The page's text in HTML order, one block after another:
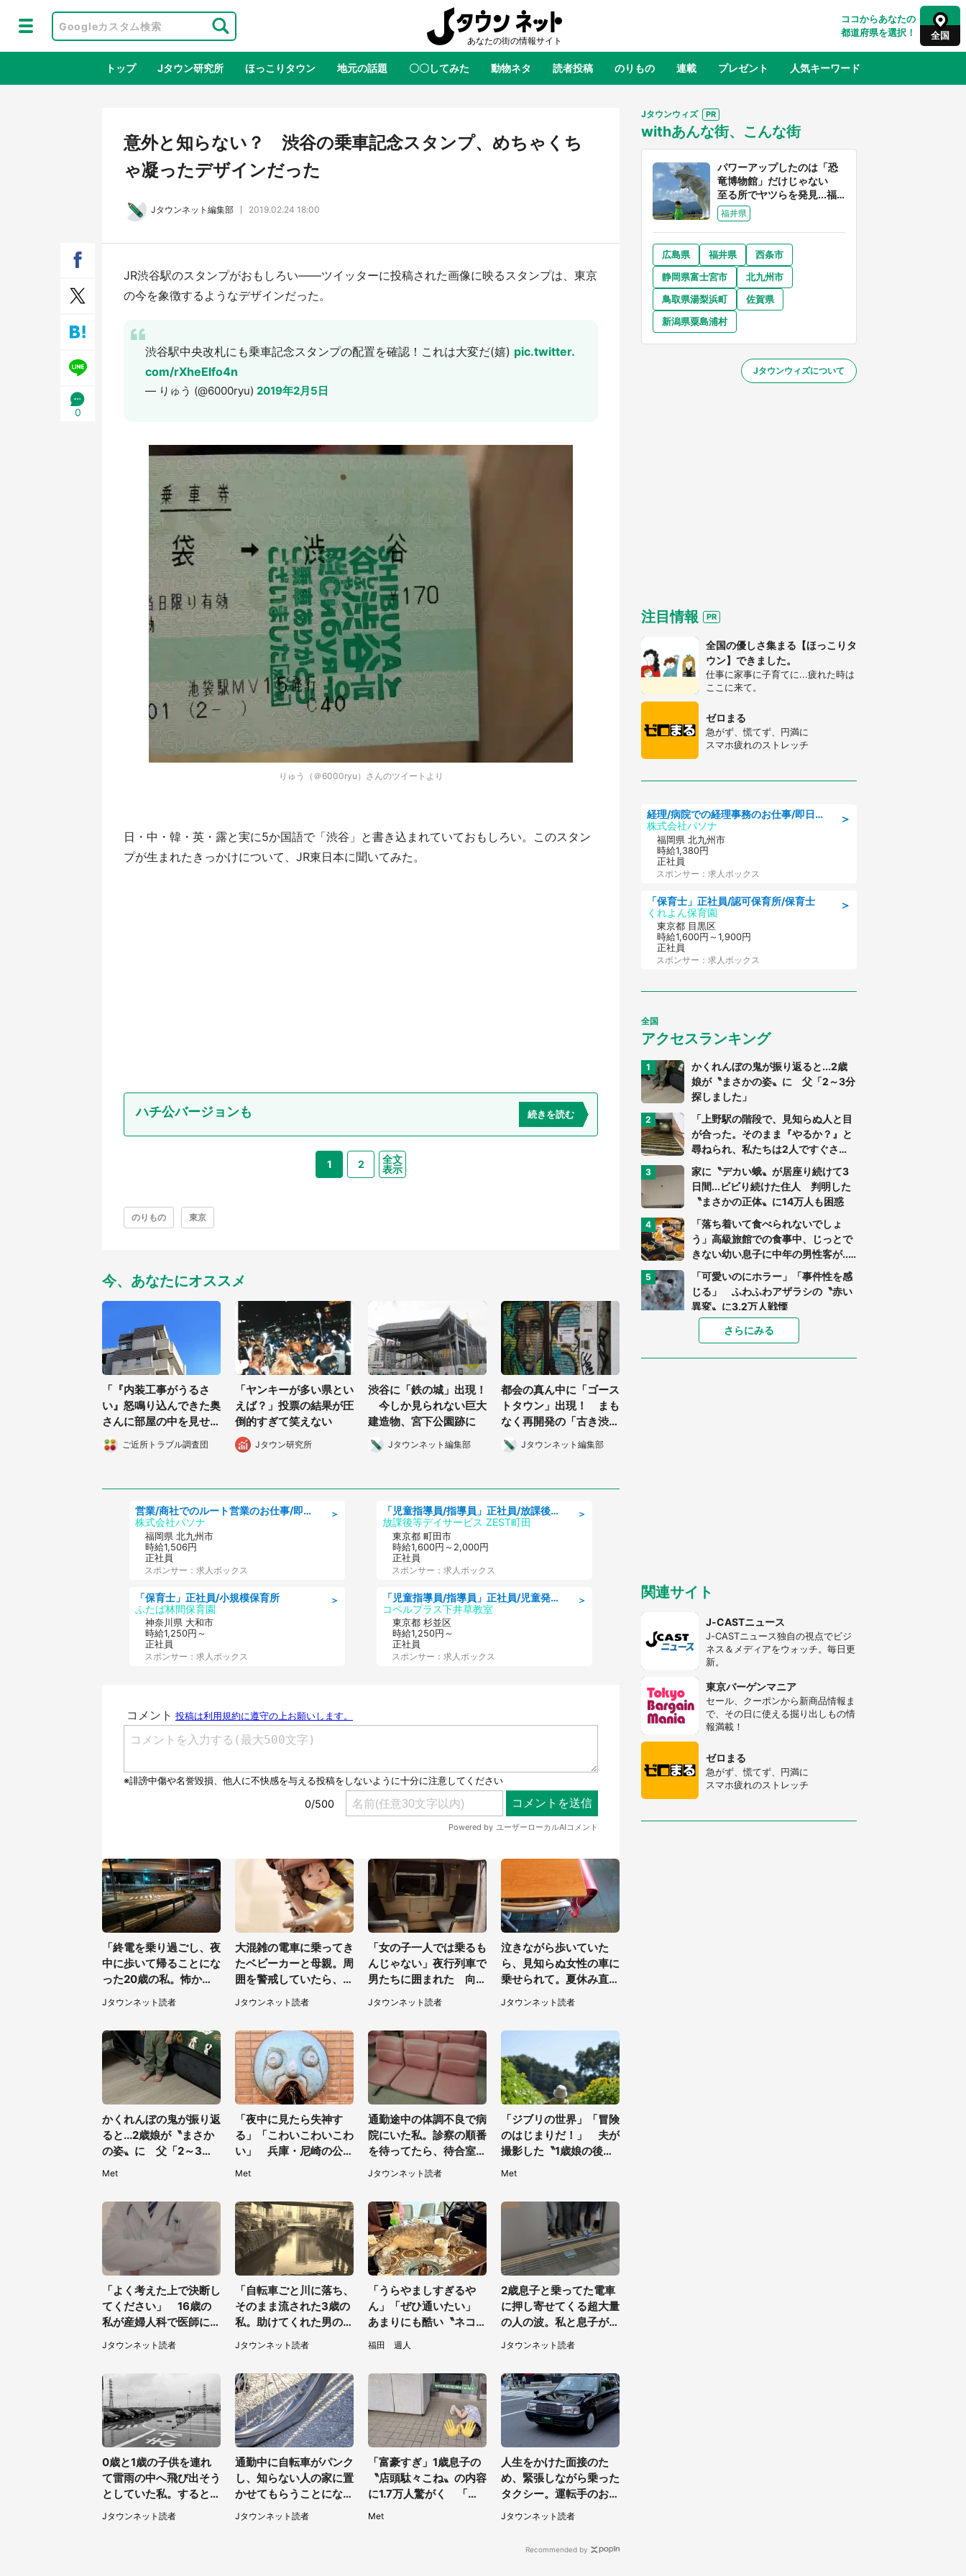
ココからあなたの
都道府県を選択！
全国
全国 全国
東北 青森 岩手 宮城 山形 福島
千葉 東京 神奈川
奈良 和歌山
中国 鳥取 島根 岡山 山口
大分 宮崎
トップ Jタウン研究所 ほっこりタウン 地元の話題 〇〇してみた 動物ネタ 読者投稿 のりもの 連載 プレゼント 人気キーワード
地域×二次元 絶景 あの時はありがとう 物語がはじまる町へ ふるさと納税
アニメ『はたらく細胞』と神奈川県の
3度目コラボ 作品の世界観通じて
日限定】
だった鬼太郎グッズ買える 銀座・博
『薬屋のひとりごと』の〝舞〟の世界
に入り込む 六本木ヒルズ展望台でコ
ラボ、本邦初公開の「猫猫像」も【8
／1～10／26】
もっとみる
意外と知らない？ 渋谷の乗車記念スタンプ、めちゃくち
ゃ凝ったデザインだった
Jタウンネット編集部 2019.02.24 18:00
0
JR渋谷駅のスタンプがおもしろい――ツイッターに投稿された画像に映るスタンプは、東京
の今を象徴するようなデザインだった。
渋谷駅中央改札にも乗車記念スタンプの配置を確認！これは大変だ(嬉) pic.twitter.
com/rXheElfo4n
— りゅう (@6000ryu) 2019年2月5日
りゅう（＠6000ryu）さんのツイートより
日・中・韓・英・露と実に5か国語で「渋谷」と書き込まれていておもしろい。このスタン
プが生まれたきっかけについて、JR東日本に聞いてみた。
ハチ公バージョンも 続きを読む
1 2
全文
表示
のりもの 東京
今、あなたにオススメ
「『内装工事がうるさ
い』怒鳴り込んできた奥
さんに部屋の中を見せた
ら...そんなバカな！」
（都道府県・年齢不明）
ご近所トラブル調査団
「ヤンキーが多い県とい
えば？」投票の結果が圧
倒的すぎて笑えない
Jタウン研究所
渋谷に「鉄の城」出現！
今しか見られない巨大
建造物、宮下公園跡に
Jタウンネット編集部
都会の真ん中に「ゴース
トタウン」出現！ まも
なく再開発の「古き渋
谷」桜丘町を歩く
Jタウンネット編集部
＞
営業/商社でのルート営業のお仕事/即日勤務可/車通勤可/営業
株式会社パソナ
福岡県 北九州市
時給1,506円
正社員
スポンサー：求人ボックス
＞
「保育士」正社員/小規模保育所
ふたば林間保育園
神奈川県 大和市
時給1,250円～
正社員
スポンサー：求人ボックス
＞
「児童指導員/指導員」正社員/放課後等デイサービス/児童指導員任用資格
放課後等デイサービス ZEST町田
東京都 町田市
時給1,600円～2,000円
正社員
スポンサー：求人ボックス
＞
「児童指導員/指導員」正社員/児童発達支援
コペルプラス下井草教室
東京都 杉並区
時給1,250円～
正社員
スポンサー：求人ボックス
「終電を乗り過ごし、夜
中に歩いて帰ることにな
った20歳の私。怖かっ
たけど、信号待ちの車に
道を尋ねたら...」（埼玉
Jタウンネット読者
大混雑の電車に乗ってき
たベビーカーと母親。周
囲を警戒していたら、若
い男性客が思いもよらぬ
行動に（東京都・50代
Jタウンネット読者
「女の子一人では乗るも
んじゃない」夜行列車で
男たちに囲まれた 向か
いの席に何かが投げられ
て（秋田県・60代女
Jタウンネット読者
泣きながら歩いていた
ら、見知らぬ女性の車に
乗せられて。夏休み直
前、小学校低学年の私に
起きたこと（広島県・3
Jタウンネット読者
かくれんぼの鬼が振り返
ると...2歳娘が〝まさか
の姿〟に 父「2～3分
探しました」
Met
「夜中に見たら失神す
る」「こわいこわいこわ
い」 兵庫・尼崎の公園
に佇む〝謎すぎる顔〟に
Met
通勤途中の体調不良で病
院にいた私。診察の順番
を待ってたら、待合室の
老人たちが（千葉県・5
0代男性）
Jタウンネット読者
「ジブリの世界」「冒険
のはじまりだ！」 夫が
撮影した〝1歳娘の後ろ
姿〟が良すぎて...4.8万
Met
「よく考えた上で決断し
てください」 16歳の
私が産婦人科で医師に言
Jタウンネット読者
「自転車ごと川に落ち、
そのまま流された3歳の
私。助けてくれた男の子
が私の母に言ったの
は...」（千葉県・20代
Jタウンネット読者
「うらやましすぎるや
ん」「ぜひ通いたい」
あまりにも酷い〝ネコハ
ラ〟受けられる喫茶店に
5.3万人驚がく
福田 週人
2歳息子と乗ってた電車
に押し寄せてくる超大量
の人の波。私と息子が絶
叫していると、若いカッ
プルの乗客が...（東京
Jタウンネット読者
0歳と1歳の子供を連れ
て雷雨の中へ飛び出そう
としていた私。すると突
然、後ろから...（福岡
県・30代女性）
Jタウンネット読者
通勤中に自転車がパンク
し、知らない人の家に置
かせてもらうことになっ
た私。帰りに取りに行く
と、なんと...（東京都・
Jタウンネット読者
「富豪すぎ」1歳息子の
〝店頭駄々こね〟の内容
に1.7万人驚がく 「お
菓子売り場ならまだし
Met
人生をかけた面接のた
め、緊張しながら乗った
タクシー。運転手のおじ
さんが、スーツ姿の私を
見て...（福岡県・30代
Jタウンネット読者
Recommended by
Jタウンウィズ
withあんな街、こんな街
パワーアップしたのは「恐
竜博物館」だけじゃない
至る所でヤツらを発見...福
井県はもはや「ジュラシッ
ク・ワールド」だった
福井県
広島県 福井県
西条市
静岡県富士宮市
北九州市
鳥取県湯梨浜町
佐賀県
新潟県粟島浦村
Jタウンウィズについて
注目情報
全国の優しさ集まる【ほっこりタ
ウン】できました。
仕事に家事に子育てに...疲れた時は
ここに来て。
ゼロまる
急がず、慌てず、円満に
スマホ疲れのストレッチ
＞
経理/病院での経理事務のお仕事/即日勤務可/車通勤可/経理/一般事務
株式会社パソナ
福岡県 北九州市
時給1,380円
正社員
スポンサー：求人ボックス
＞
「保育士」正社員/認可保育所/保育士
くれよん保育園
東京都 目黒区
時給1,600円～1,900円
正社員
スポンサー：求人ボックス
全国
アクセスランキング
かくれんぼの鬼が振り返ると...2歳
娘が〝まさかの姿〟に 父「2～3分
探しました」
「上野駅の階段で、見知らぬ人と目
が合った。そのまま『やるか？』と
尋ねられ、私たちは2人ですぐさ
ま...」（茨城県・70代男性）
家に〝デカい蛾〟が居座り続けて3
日間...ビビり続けた住人 判明した
〝まさかの正体〟に14万人も困惑
「落ち着いて食べられないでしょ
う」高級旅館での食事中、じっとで
きない幼い息子に中年の男性客が...
（東京都・40代男性）
「可愛いのにホラー」「事件性を感
じる」 ふわふわアザラシの〝赤い
異変〟に3.2万人戦慄
「孫にあげると思って、あなたにこ
れをあげる」 真夏の山道で見知ら
ぬお婆さんに握らされたもの（山口
さらにみる
関連サイト
J-CASTニュース
J-CASTニュース独自の視点でビジ
ネス＆メディアをウォッチ。毎日更
新。
東京バーゲンマニア
セール、クーポンから新商品情報ま
で、その日に使える掘り出しもの情
報満載！
ゼロまる
急がず、慌てず、円満に
スマホ疲れのストレッチ